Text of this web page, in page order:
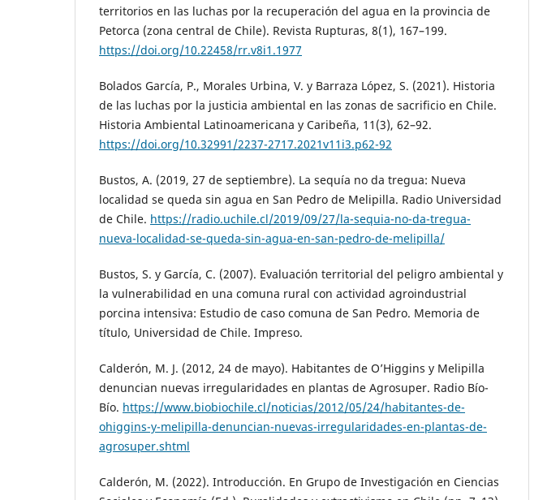
territorios en las luchas por la recuperación del agua en la provincia de
Petorca (zona central de Chile). Revista Rupturas, 8(1), 167–199.
https://doi.org/10.22458/rr.v8i1.1977
Bolados García, P., Morales Urbina, V. y Barraza López, S. (2021). Historia
de las luchas por la justicia ambiental en las zonas de sacrificio en Chile.
Historia Ambiental Latinoamericana y Caribeña, 11(3), 62–92.
https://doi.org/10.32991/2237-2717.2021v11i3.p62-92
Bustos, A. (2019, 27 de septiembre). La sequía no da tregua: Nueva
localidad se queda sin agua en San Pedro de Melipilla. Radio Universidad
de Chile. https://radio.uchile.cl/2019/09/27/la-sequia-no-da-tregua-
nueva-localidad-se-queda-sin-agua-en-san-pedro-de-melipilla/
Bustos, S. y García, C. (2007). Evaluación territorial del peligro ambiental y
la vulnerabilidad en una comuna rural con actividad agroindustrial
porcina intensiva: Estudio de caso comuna de San Pedro. Memoria de
título, Universidad de Chile. Impreso.
Calderón, M. J. (2012, 24 de mayo). Habitantes de O’Higgins y Melipilla
denuncian nuevas irregularidades en plantas de Agrosuper. Radio Bío-
Bío. https://www.biobiochile.cl/noticias/2012/05/24/habitantes-de-
ohiggins-y-melipilla-denuncian-nuevas-irregularidades-en-plantas-de-
agrosuper.shtml
Calderón, M. (2022). Introducción. En Grupo de Investigación en Ciencias